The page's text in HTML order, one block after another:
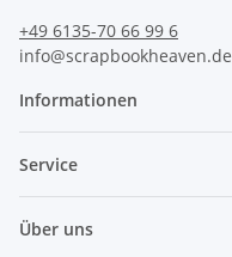
+49 6135-70 66 99 6
info@scrapbookheaven.de
Informationen
Service
Über uns